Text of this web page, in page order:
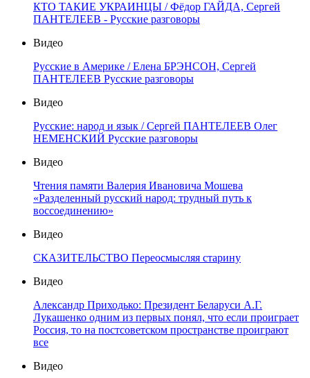
КТО ТАКИЕ УКРАИНЦЫ / Фёдор ГАЙДА, Сергей
ПАНТЕЛЕЕВ - Русские разговоры
Видео
Русские в Америке / Елена БРЭНСОН, Сергей
ПАНТЕЛЕЕВ Русские разговоры
Видео
Русские: народ и язык / Сергей ПАНТЕЛЕЕВ Олег
НЕМЕНСКИЙ Русские разговоры
Видео
Чтения памяти Валерия Ивановича Мошева
«Разделенный русский народ: трудный путь к
воссоединению»
Видео
СКАЗИТЕЛЬСТВО Переосмысляя старину
Видео
Александр Приходько: Президент Беларуси А.Г.
Лукашенко одним из первых понял, что если проиграет
Россия, то на постсоветском пространстве проиграют
все
Видео